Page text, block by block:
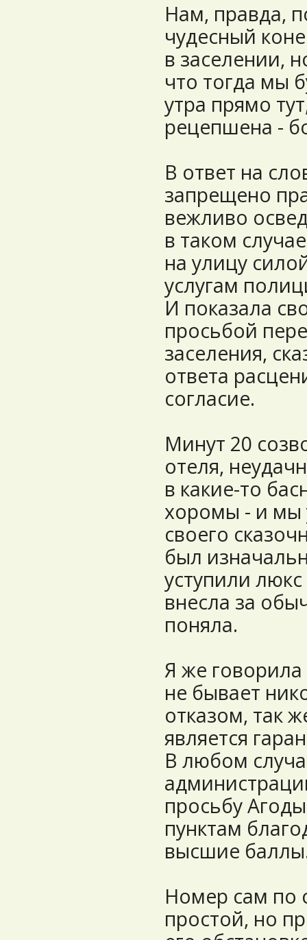
Нам, правда,
чудесный
в заселении,
что тогда мы
утра прямо
рецепшена -
В ответ на
запрещено
вежливо
в таком
на улицу
услугам
И показала
просьбой
заселения,
ответа
согласие.
Минут 20
отеля,
в какие-то
хоромы - и мы
своего
был
уступили
внесла за
поняла.
Я же
не бывает
отказом, так
является
В любом
просьбу
пунктам
высшие
Номер сам по
простой, но